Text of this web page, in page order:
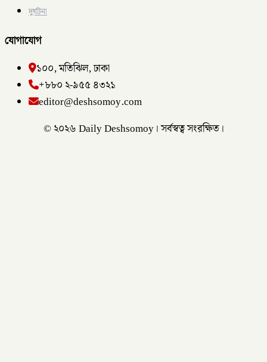
দুর্ঘটনা
যোগাযোগ
১০০, মতিঝিল, ঢাকা
+৮৮০ ২-৯৫৫ ৪৩২১
editor@deshsomoy.com
© ২০২৬ Daily Deshsomoy। সর্বস্বত্ব সংরক্ষিত।